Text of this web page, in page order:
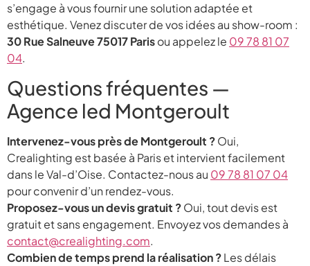
s’engage à vous fournir une solution adaptée et
esthétique. Venez discuter de vos idées au show-room :
30 Rue Salneuve 75017 Parisou appelez le 09 78 81 07
04.
Questions fréquentes —
Agence led Montgeroult
Intervenez-vous près de Montgeroult ?Oui,
Crealighting est basée à Paris et intervient facilement
dans le Val-d’Oise. Contactez-nous au 09 78 81 07 04
pour convenir d’un rendez-vous.
Proposez-vous un devis gratuit ?Oui, tout devis est
gratuit et sans engagement. Envoyez vos demandes à
contact@crealighting.com.
Combien de temps prend la réalisation ?Les délais